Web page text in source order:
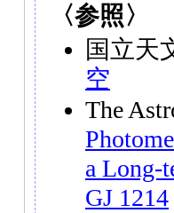
〈参照〉
国立天
空
The
a Long-
GJ 1214